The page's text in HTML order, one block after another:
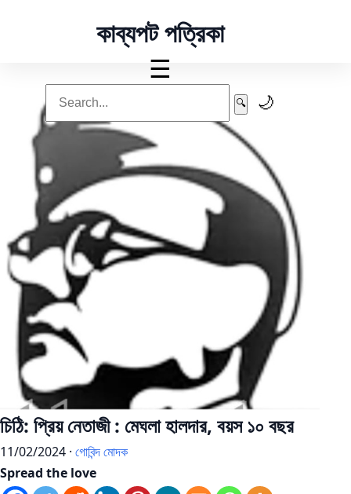
কাব্যপট পত্রিকা
☰
🔍 🌙
চিঠি: প্রিয় নেতাজী : মেঘলা হালদার, বয়স ১০ বছর
11/02/2024 · গোবিন্দ মোদক
Spread the love